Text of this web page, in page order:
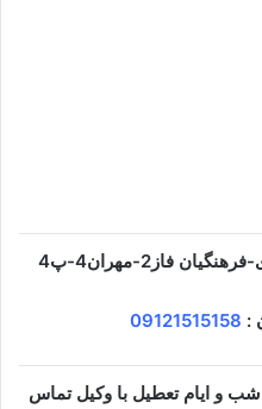
:
شب و ایام تعطیل با وکیل تماس